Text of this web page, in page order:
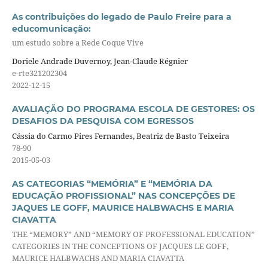
As contribuições do legado de Paulo Freire para a
educomunicação:
um estudo sobre a Rede Coque Vive
Doriele Andrade Duvernoy, Jean-Claude Régnier
e-rte321202304
2022-12-15
AVALIAÇÃO DO PROGRAMA ESCOLA DE GESTORES: OS
DESAFIOS DA PESQUISA COM EGRESSOS
Cássia do Carmo Pires Fernandes, Beatriz de Basto Teixeira
78-90
2015-05-03
AS CATEGORIAS “MEMÓRIA” E “MEMÓRIA DA
EDUCAÇÃO PROFISSIONAL” NAS CONCEPÇÕES DE
JAQUES LE GOFF, MAURICE HALBWACHS E MARIA
CIAVATTA
THE “MEMORY” AND “MEMORY OF PROFESSIONAL EDUCATION”
CATEGORIES IN THE CONCEPTIONS OF JACQUES LE GOFF,
MAURICE HALBWACHS AND MARIA CIAVATTA